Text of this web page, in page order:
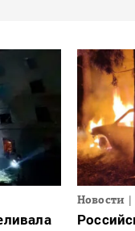
Новости